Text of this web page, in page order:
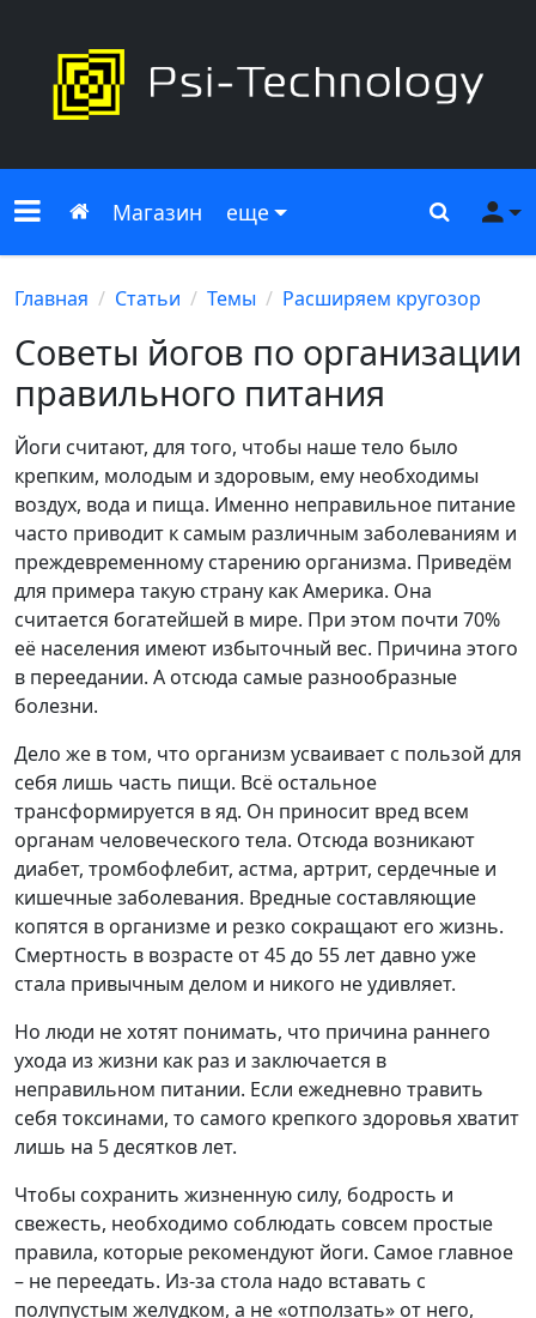
Меню сайта
Главная
Магазин еще Поиск
Главная Статьи Темы Расширяем кругозор
Советы йогов по организации
правильного питания
Йоги считают, для того, чтобы наше тело было
крепким, молодым и здоровым, ему необходимы
воздух, вода и пища. Именно неправильное питание
часто приводит к самым различным заболеваниям и
преждевременному старению организма. Приведём
для примера такую страну как Америка. Она
считается богатейшей в мире. При этом почти 70%
её населения имеют избыточный вес. Причина этого
в переедании. А отсюда самые разнообразные
болезни.
Дело же в том, что организм усваивает с пользой для
себя лишь часть пищи. Всё остальное
трансформируется в яд. Он приносит вред всем
органам человеческого тела. Отсюда возникают
диабет, тромбофлебит, астма, артрит, сердечные и
кишечные заболевания. Вредные составляющие
копятся в организме и резко сокращают его жизнь.
Смертность в возрасте от 45 до 55 лет давно уже
стала привычным делом и никого не удивляет.
Но люди не хотят понимать, что причина раннего
ухода из жизни как раз и заключается в
неправильном питании. Если ежедневно травить
себя токсинами, то самого крепкого здоровья хватит
лишь на 5 десятков лет.
Чтобы сохранить жизненную силу, бодрость и
свежесть, необходимо соблюдать совсем простые
правила, которые рекомендуют йоги. Самое главное
– не переедать. Из-за стола надо вставать с
полупустым желудком, а не «отползать» от него,